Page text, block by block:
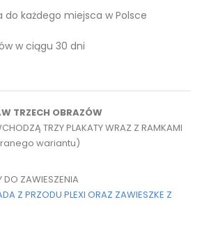
do każdego miejsca w Polsce
w ciągu 30 dni
TRZECH OBRAZÓW
TRZY PLAKATY WRAZ Z RAMKAMI
wariantu)
DO ZAWIESZENIA
Z PRZODU PLEXI ORAZ ZAWIESZKE Z